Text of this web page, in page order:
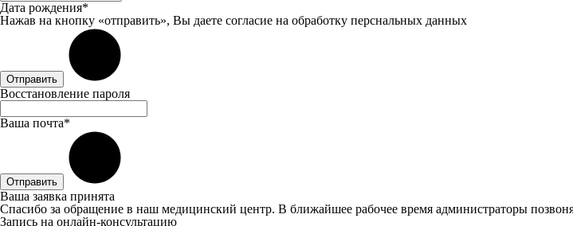
Дата рождения*
Нажав на кнопку «отправить», Вы даете согласие на обработку перснальных данных
Отправить
Восстановление пароля
Ваша почта*
Отправить
Ваша заявка принята
Спасибо за обращение в наш медицинский центр. В ближайшее рабочее время администраторы
Запись на онлайн-консультацию